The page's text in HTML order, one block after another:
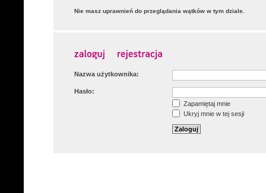
Nie masz uprawnień do przeglądania wątków w tym dziale.
Nazwa użytkownika:
Hasło:
Zapamiętaj mnie
Ukryj mnie w tej sesji